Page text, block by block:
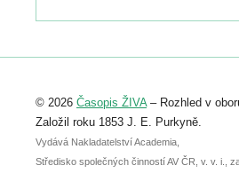
Registrovat se můžete do 6. září.
abstraktu přihlášené přednášky nebo
posteru je už 30. června.
© 2026 Časopis ŽIVA– Rozhled v
Založil roku 1853 J. E. Purkyně.
Vydává Nakladatelství Academia,
Středisko společných činností AV ČR, v. v. i.,